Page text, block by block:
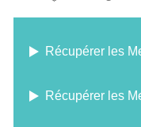
Récupérer les
Récupérer les